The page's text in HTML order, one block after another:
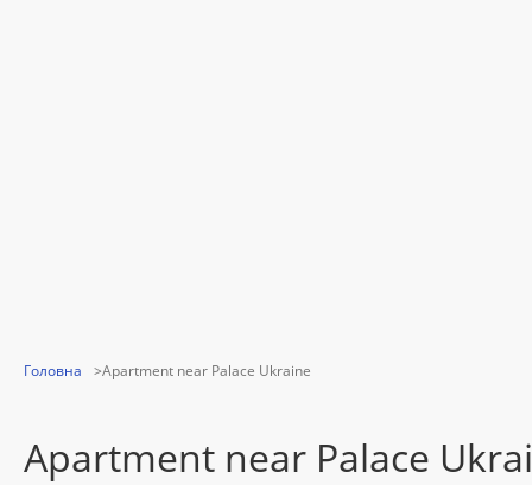
Головна Apartment near Palace Ukraine
Apartment near Palace